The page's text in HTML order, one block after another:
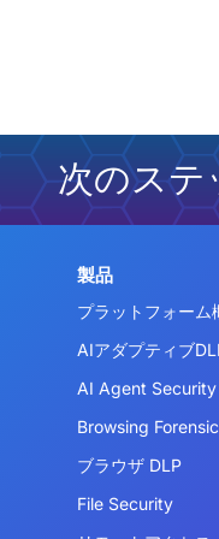
次のステ
製品
プラットフォーム
AIアダプティブ
AI Agent Security
Browsing
ブラウザ DLP
File Security